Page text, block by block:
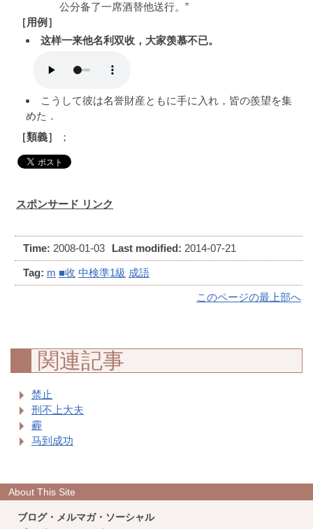
公分备了一席酒替他送行。”
［用例］
这样一来他名利双收，大家羡慕不已。
こうして彼は名誉財産ともに手に入れ，皆の羨望を集
めた．
［類義］
；
スポンサード リンク
Time: 2008-01-03 Last modified: 2014-07-21
Tag: m ■收 中検準1級 成語
このページの最上部へ
関連記事
禁止
刑不上大夫
霾
马到成功
About This Site
ブログ・メルマガ・ソーシャル